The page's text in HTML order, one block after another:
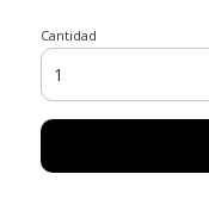
Cantidad